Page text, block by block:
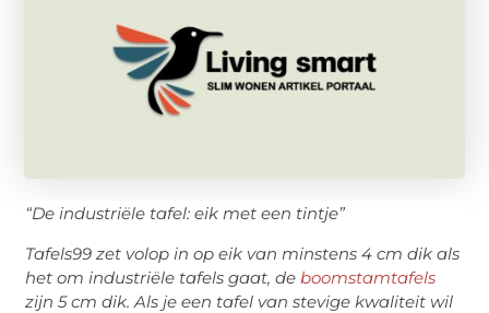
“De industriële tafel: eik met een tintje”
Tafels99 zet volop in op eik van minstens 4 cm dik als
het om industriële tafels gaat, de boomstamtafels
zijn 5 cm dik. Als je een tafel van stevige kwaliteit wil